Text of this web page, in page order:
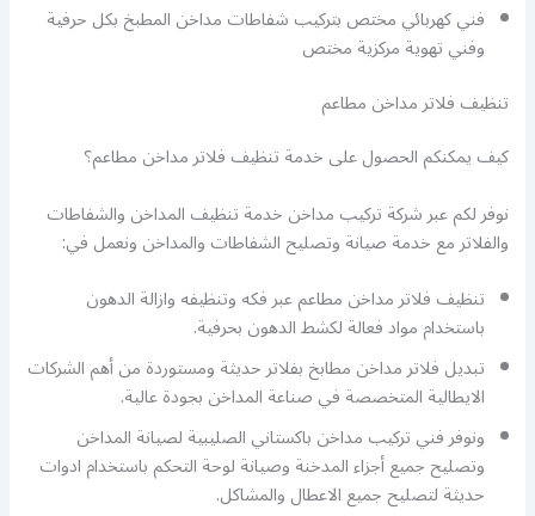
فني كهربائي مختص بتركيب شفاطات مداخن المطبخ بكل حرفية
وفني تهوية مركزية مختص
تنظيف فلاتر مداخن مطاعم
كيف يمكنكم الحصول على خدمة تنظيف فلاتر مداخن مطاعم؟
نوفر لكم عبر شركة تركيب مداخن خدمة تنظيف المداخن والشفاطات
والفلاتر مع خدمة صيانة وتصليح الشفاطات والمداخن ونعمل في:
تنظيف فلاتر مداخن مطاعم عبر فكه وتنظيفه وازالة الدهون
باستخدام مواد فعالة لكشط الدهون بحرفية.
تبديل فلاتر مداخن مطابخ بفلاتر حديثة ومستوردة من أهم الشركات
الايطالية المتخصصة في صناعة المداخن بجودة عالية.
ونوفر فني تركيب مداخن باكستاني الصليبية لصيانة المداخن
وتصليح جميع أجزاء المدخنة وصيانة لوحة التحكم باستخدام ادوات
حديثة لتصليح جميع الاعطال والمشاكل.